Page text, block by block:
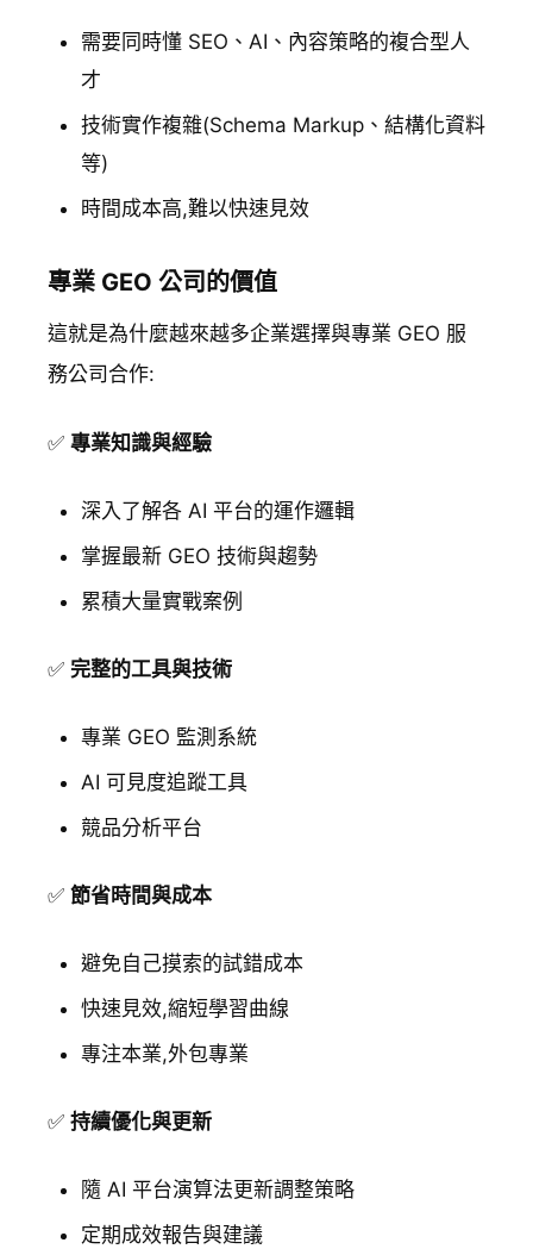
需要同時懂 SEO、AI、內容策略的複合型人
才
技術實作複雜(Schema Markup、結構化資料
等)
時間成本高,難以快速見效
專業 GEO 公司的價值
這就是為什麼越來越多企業選擇與專業 GEO 服
務公司合作:
✅ 專業知識與經驗
深入了解各 AI 平台的運作邏輯
掌握最新 GEO 技術與趨勢
累積大量實戰案例
✅ 完整的工具與技術
專業 GEO 監測系統
AI 可見度追蹤工具
競品分析平台
✅ 節省時間與成本
避免自己摸索的試錯成本
快速見效,縮短學習曲線
專注本業,外包專業
✅ 持續優化與更新
隨 AI 平台演算法更新調整策略
定期成效報告與建議